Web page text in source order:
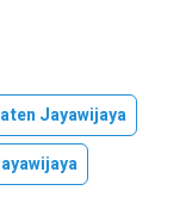
Jayawijaya